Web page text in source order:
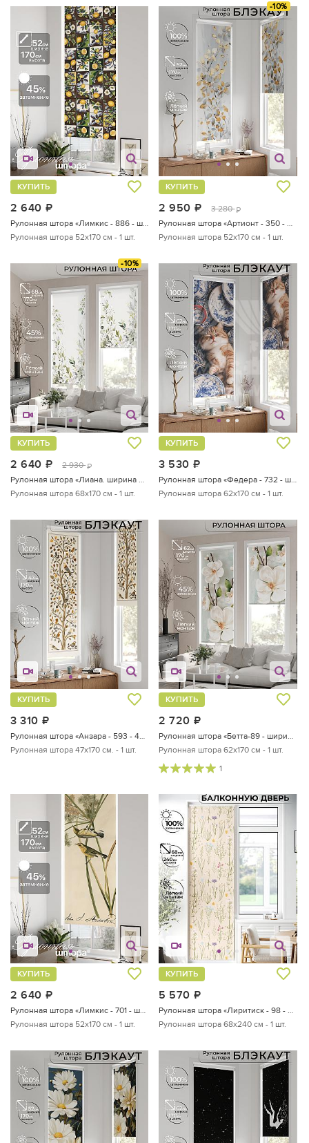
2 640
КУПИТЬ
Рулонная штора 52х170 см - 1 шт.
-10%
2 950 руб.
3 280 руб.
КУПИТЬ
Рулонная штора 52х170 см - 1 шт.
-10%
2 640 руб.
2 930 руб.
КУПИТЬ
Рулонная штора 68х170 см - 1 шт.
3 530
КУПИТЬ
Рулонная штора 62х170 см - 1 шт.
3 310
КУПИТЬ
Рулонная штора «Анзара - 593 - 47см»
Рулонная штора 47х170 см. - 1 шт.
2 720
КУПИТЬ
Рулонная штора «Бетта-89 - ширина 62 см»
Рулонная штора 62х170 см - 1 шт.
1
2 640
КУПИТЬ
Рулонная штора «Лимкис - 701 - ширина 52 см»
Рулонная штора 52х170 см - 1 шт.
5 570
КУПИТЬ
Рулонная штора «Лиритиск - 98 - ширина 68 см»
Рулонная штора 68х240 см - 1 шт.